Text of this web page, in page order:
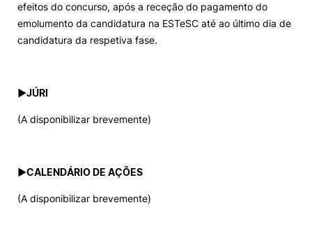
efeitos do concurso, após a receção do pagamento do
emolumento da candidatura na ESTeSC até ao último dia de
candidatura da respetiva fase.
►JÚRI
(A disponibilizar brevemente)
►CALENDÁRIO DE AÇÕES
(A disponibilizar brevemente)